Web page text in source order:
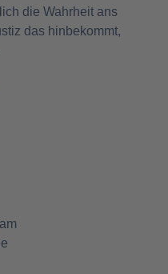
die Wahrheit ans
das hinbekommt,